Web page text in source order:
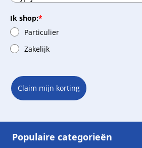
Ik shop:*
Particulier
Zakelijk
Claim mijn korting
Populaire categorieën